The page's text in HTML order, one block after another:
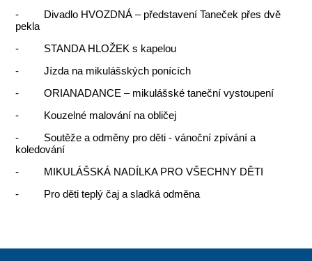
- Divadlo HVOZDNÁ – představení Taneček přes dvě
pekla
- STANDA HLOŽEK s kapelou
- Jízda na mikulášských ponících
- ORIANADANCE – mikulášské taneční vystoupení
- Kouzelné malování na obličej
- Soutěže a odměny pro děti - vánoční zpívání a
koledování
- MIKULÁŠSKÁ NADÍLKA PRO VŠECHNY DĚTI
- Pro děti teplý čaj a sladká odměna